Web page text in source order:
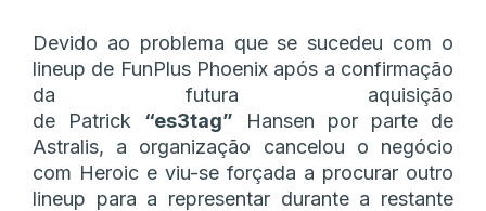
Devido ao problema que se sucedeu com o
lineup de FunPlus Phoenix após a confirmação
da futura aquisição
de Patrick “es3tag” Hansen por parte de
Astralis, a organização cancelou o negócio
com Heroic e viu-se forçada a procurar outro
lineup para a representar durante a restante